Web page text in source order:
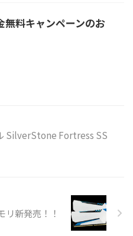
無料キャンペーンのお
SilverStone Fortress SS
リ新発売！！